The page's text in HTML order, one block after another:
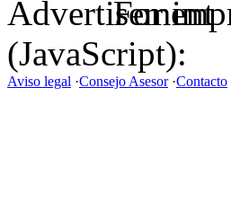
For
(JavaScript):
Aviso legal ·Consejo Asesor·Contacto